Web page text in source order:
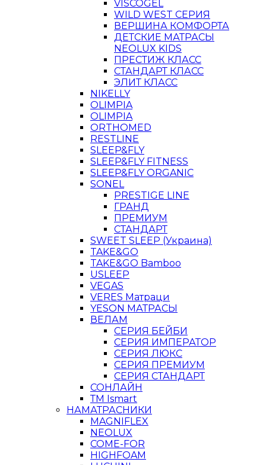
VISCOGEL
WILD WEST СЕРИЯ
ВЕРШИНА КОМФОРТА
ДЕТСКИЕ МАТРАСЫ
NEOLUX KIDS
ПРЕСТИЖ КЛАСС
СТАНДАРТ КЛАСС
ЭЛИТ КЛАСС
NIKELLY
OLIMPIA
OLIMPIA
ORTHOMED
RESTLINE
SLEEP&FLY
SLEEP&FLY FITNESS
SLEEP&FLY ORGANIC
SONEL
PRESTIGE LINE
ГРАНД
ПРЕМИУМ
СТАНДАРТ
SWEET SLEEP (Украина)
TAKE&GO
TAKE&GO Bamboo
USLEEP
VEGAS
VERES Матраци
YESON МАТРАСЫ
ВЕЛАМ
СЕРИЯ БЕЙБИ
СЕРИЯ ИМПЕРАТОР
СЕРИЯ ЛЮКС
СЕРИЯ ПРЕМИУМ
СЕРИЯ СТАНДАРТ
СОНЛАЙН
ТМ Ismart
НАМАТРАСНИКИ
MAGNIFLEX
NEOLUX
COME-FOR
HIGHFOAM